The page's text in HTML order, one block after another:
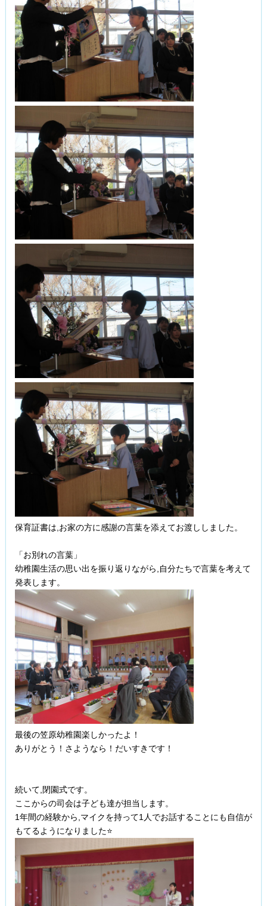
保育証書は,お家の方に感謝の言葉を添えてお渡ししました。
「お別れの言葉」
幼稚園生活の思い出を振り返りながら,自分たちで言葉を考えて
発表します。
最後の笠原幼稚園楽しかったよ！
ありがとう！さようなら！だいすきです！
続いて,閉園式です。
ここからの司会は子ども達が担当します。
1年間の経験から,マイクを持って1人でお話することにも自信が
もてるようになりました⭐️